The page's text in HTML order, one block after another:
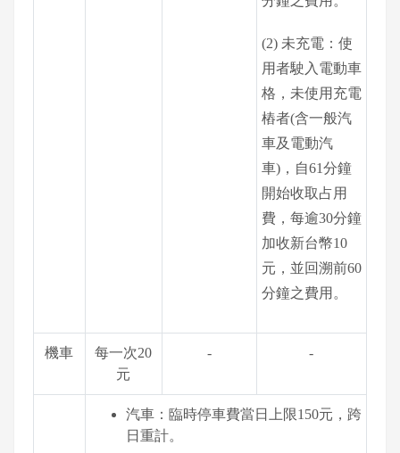
(2) 未充電：使
用者駛入電動車
格，未使用充電
樁者(含一般汽
車及電動汽
車)，自61分鐘
開始收取占用
費，每逾30分鐘
加收新台幣10
元，並回溯前60
分鐘之費用。
機車
每一次20
元
- -
汽車：臨時停車費當日上限150元，跨
日重計。